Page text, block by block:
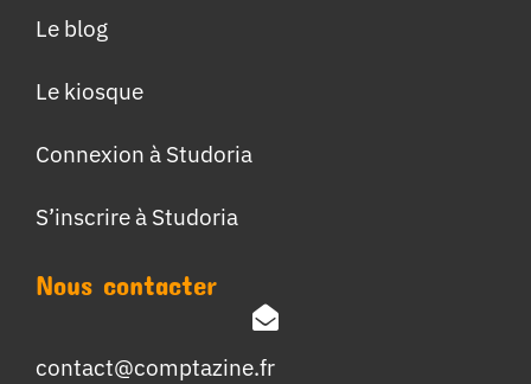
Le blog
Le kiosque
Connexion à Studoria
S’inscrire à Studoria
Nous contacter
contact@comptazine.fr